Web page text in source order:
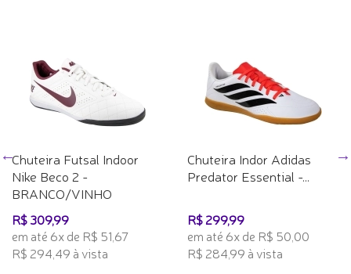
Chuteira Futsal Indoor
Nike Beco 2 -
BRANCO/VINHO
R$ 309,99
em até 6x de R$ 51,67
R$ 294,49 à vista
Chuteira Indor Adidas
Predator Essential -...
R$ 299,99
em até 6x de R$ 50,00
R$ 284,99 à vista